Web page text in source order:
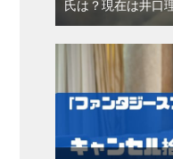
氏は？現在は井口